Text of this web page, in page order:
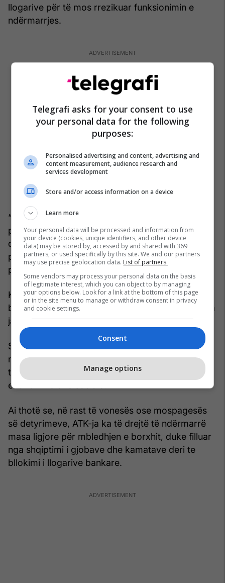
llogarive për të mos rrezikuar funksionimin e
ndërmarrjes.
“Është vlerësuar se një masë e tillë do të
pengonte zhvillimin e aktivitetit të ndërmarrjes
dhe do të mund të shkaktonte pasoja sociale,
përfshirë vështirësi në pagesën e pagave të
punëtorëve”, thuhet në përgjigjen e ATK-së.
Ky institucion nuk sqaron se sa është vlera e
borxhit total, duke thënë se “të dhënat e kërkuara
janë konfidenciale”.
Sipas ish-drejtorit të ATK-së, Ilir Murtezaj,
ndërmarrjet publike shpesh janë trajtuar me
tolerancë, për shkak të rëndësisë së tyre
ekonomike dhe sociale.
Ai thotë se, në rast të vonesës ose mospagesës
së detyrimeve, ATK-ja ka të drejtë të ndërmarrë
masa ligjore për mbledhjen e borxhit, duke filluar
nga shqiptimi i gjobave dhe kamatave deri te
bllokimi i llogarive bankare.
Telegrafi asks for your consent to use
your personal data for the following
purposes:
Personalised advertising and content, advertising and
content measurement, audience research and
services development
Store and/or access information on a device
Learn more
Your personal data will be processed and information from
your device (cookies, unique identifiers, and other device
data) may be stored by, accessed by and shared with 369
partners, or used specifically by this site. We and our partners
may use precise geolocation data. List of partners.
Some vendors may process your personal data on the basis
of legitimate interest, which you can object to by managing
your options below. Look for a link at the bottom of this page
or in the site menu to manage or withdraw consent in privacy
and cookie settings.
Consent
Manage options